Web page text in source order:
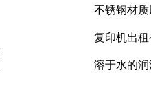
不锈钢材
复印机出
溶于水的